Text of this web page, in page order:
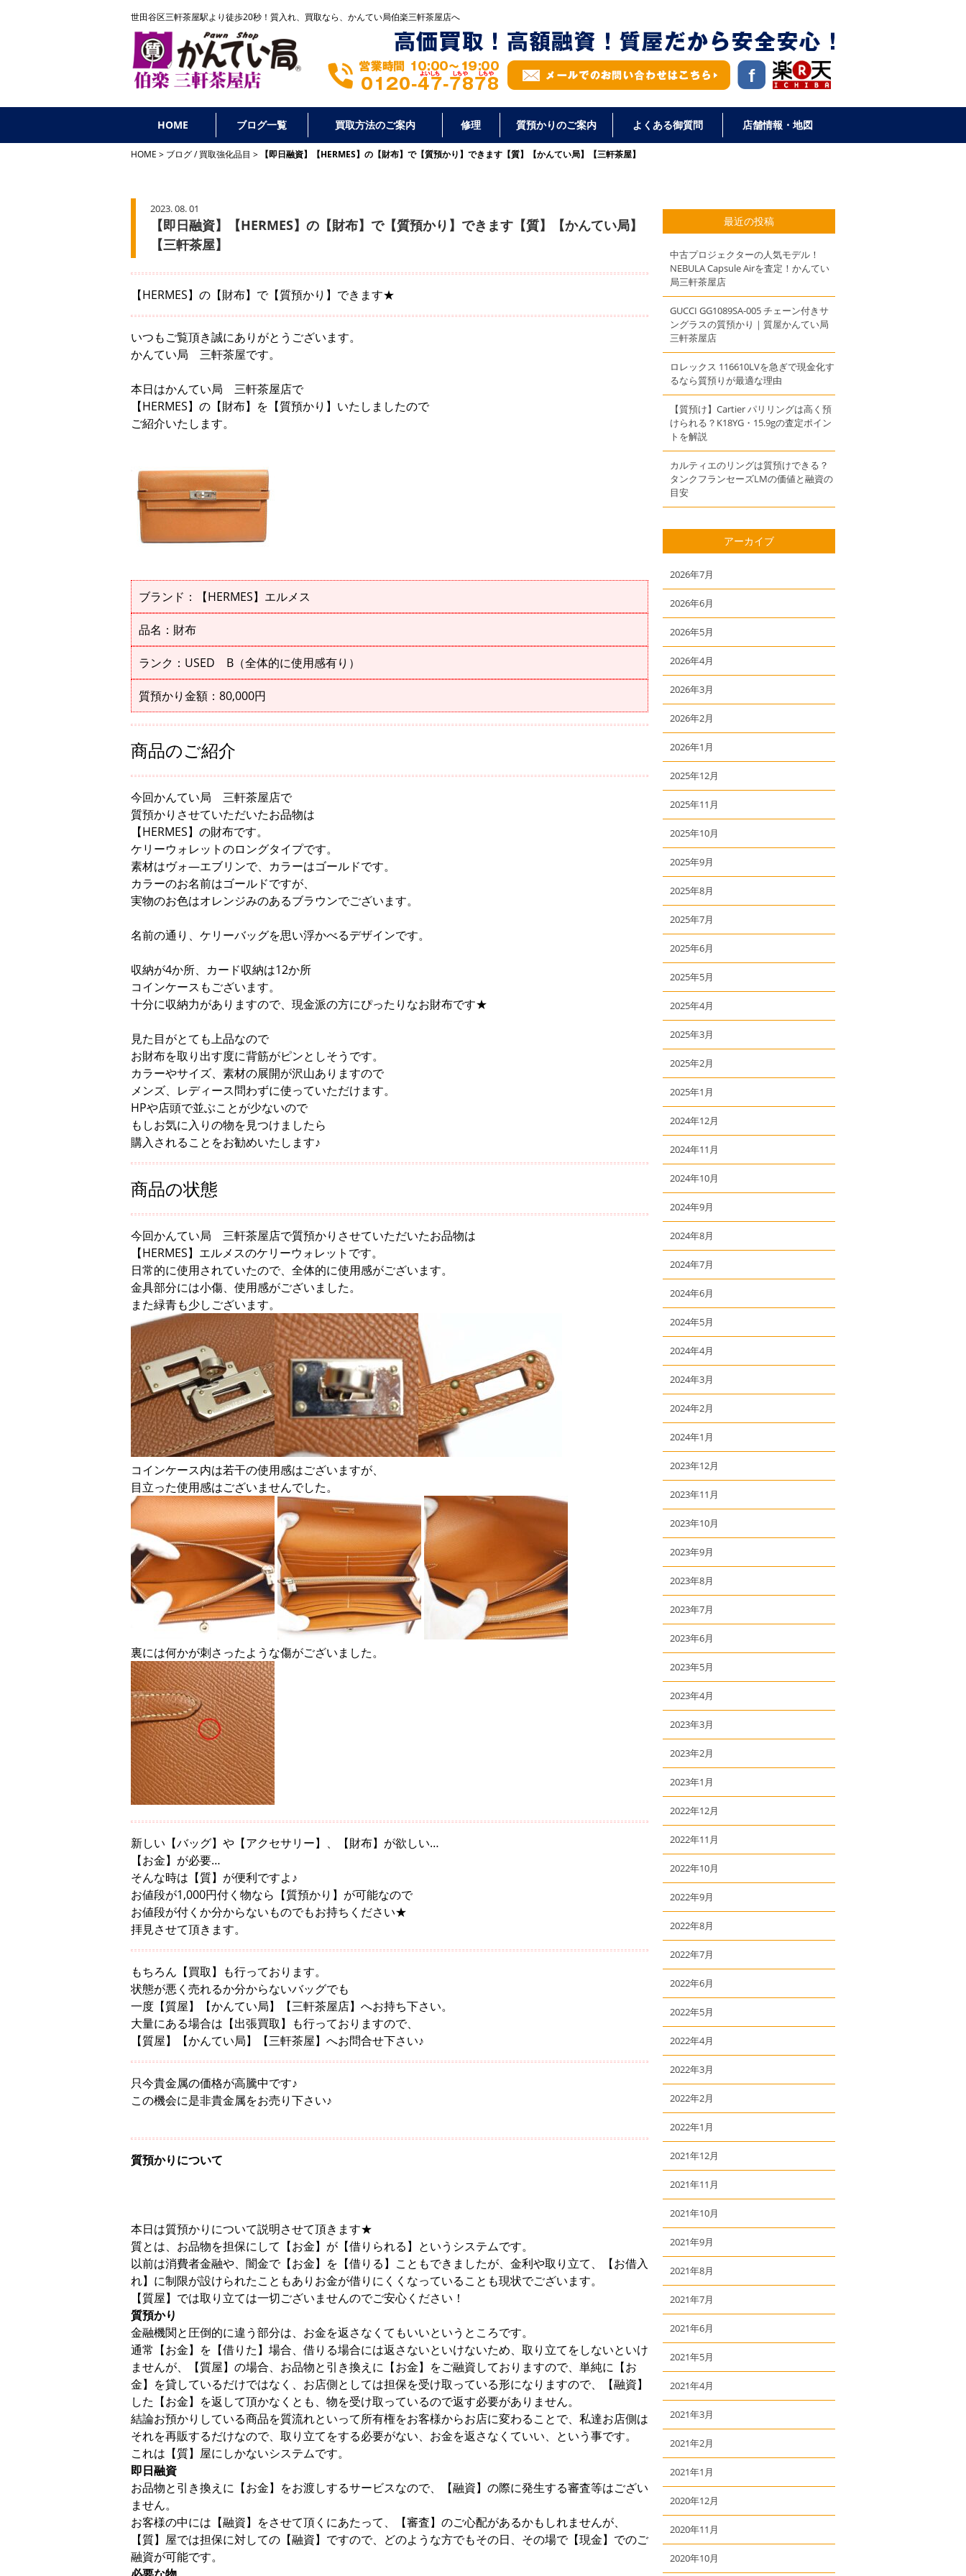
世田谷区三軒茶屋駅より徒歩20秒！ 質入れ、買取なら、かんてい局伯楽三軒茶屋店へ
HOME ブログ一覧 買取方法のご案内 修理 質預かりのご案内 よくある御質問 店舗情報・地図
HOME ブログ/買取強化品目 【即日融資】【HERMES】の【財布】で【質預かり】できます【質】【かんてい局】【三軒茶屋】
2023. 08. 01
【即日融資】【HERMES】の【財布】で【質預かり】できます【質】【かんてい局】
【三軒茶屋】
【HERMES】の【財布】で【質預かり】できます★
いつもご覧頂き誠にありがとうございます。
かんてい局 三軒茶屋です。
本日はかんてい局 三軒茶屋店で
【HERMES】の【財布】を【質預かり】いたしましたので
ご紹介いたします。
ブランド：【HERMES】エルメス
品名：財布
ランク：USED B（全体的に使用感有り）
質預かり金額：80,000円
商品のご紹介
今回かんてい局 三軒茶屋店で
質預かりさせていただいたお品物は
【HERMES】の財布です。
ケリーウォレットのロングタイプです。
素材はヴォ―エブリンで、カラーはゴールドです。
カラーのお名前はゴールドですが、
実物のお色はオレンジみのあるブラウンでございます。
名前の通り、ケリーバッグを思い浮かべるデザインです。
収納が4か所、カード収納は12か所
コインケースもございます。
十分に収納力がありますので、現金派の方にぴったりなお財布です★
見た目がとても上品なので
お財布を取り出す度に背筋がピンとしそうです。
カラーやサイズ、素材の展開が沢山ありますので
メンズ、レディース問わずに使っていただけます。
HPや店頭で並ぶことが少ないので
もしお気に入りの物を見つけましたら
購入されることをお勧めいたします♪
商品の状態
今回かんてい局 三軒茶屋店で質預かりさせていただいたお品物は
【HERMES】エルメスのケリーウォレットです。
日常的に使用されていたので、全体的に使用感がございます。
金具部分には小傷、使用感がございました。
また緑青も少しございます。
コインケース内は若干の使用感はございますが、
目立った使用感はございませんでした。
裏には何かが刺さったような傷がございました。
新しい【バッグ】や【アクセサリー】、【財布】が欲しい…
【お金】が必要…
そんな時は【質】が便利ですよ♪
お値段が1,000円付く物なら【質預かり】が可能なので
お値段が付くか分からないものでもお持ちください★
拝見させて頂きます。
もちろん【買取】も行っております。
状態が悪く売れるか分からないバッグでも
一度【質屋】【かんてい局】【三軒茶屋店】へお持ち下さい。
大量にある場合は【出張買取】も行っておりますので、
【質屋】【かんてい局】【三軒茶屋】へお問合せ下さい♪
只今貴金属の価格が高騰中です♪
この機会に是非貴金属をお売り下さい♪
質預かりについて
本日は質預かりについて説明させて頂きます★
質とは、お品物を担保にして【お金】が【借りられる】というシステムです。
以前は消費者金融や、闇金で【お金】を【借りる】こともできましたが、金利や取り立て、【お借入
れ】に制限が設けられたこともありお金が借りにくくなっていることも現状でございます。
【質屋】では取り立ては一切ございませんのでご安心ください！
質預かり
金融機関と圧倒的に違う部分は、お金を返さなくてもいいというところです。
通常【お金】を【借りた】場合、借りる場合には返さないといけないため、取り立てをしないといけ
ませんが、【質屋】の場合、お品物と引き換えに【お金】をご融資しておりますので、単純に【お
金】を貸しているだけではなく、お店側としては担保を受け取っている形になりますので、【融資】
した【お金】を返して頂かなくとも、物を受け取っているので返す必要がありません。
結論お預かりしている商品を質流れといって所有権をお客様からお店に変わることで、私達お店側は
それを再販するだけなので、取り立てをする必要がない、お金を返さなくていい、という事です。
これは【質】屋にしかないシステムです。
即日融資
お品物と引き換えに【お金】をお渡しするサービスなので、【融資】の際に発生する審査等はござい
ません。
お客様の中には【融資】をさせて頂くにあたって、【審査】のご心配があるかもしれませんが、
【質】屋では担保に対しての【融資】ですので、どのような方でもその日、その場で【現金】でのご
融資が可能です。
最近の投稿
中古プロジェクターの人気モデル！
NEBULA Capsule Airを査定！かんてい
局三軒茶屋店
GUCCI GG1089SA-005 チェーン付きサ
ングラスの質預かり｜質屋かんてい局
三軒茶屋店
ロレックス 116610LVを急ぎで現金化す
るなら質預りが最適な理由
【質預け】Cartier パリリングは高く預
けられる？K18YG・15.9gの査定ポイン
トを解説
カルティエのリングは質預けできる？
タンクフランセーズLMの価値と融資の
目安
アーカイブ
2026年7月
2026年6月
2026年5月
2026年4月
2026年3月
2026年2月
2026年1月
2025年12月
2025年11月
2025年10月
2025年9月
2025年8月
2025年7月
2025年6月
2025年5月
2025年4月
2025年3月
2025年2月
2025年1月
2024年12月
2024年11月
2024年10月
2024年9月
2024年8月
2024年7月
2024年6月
2024年5月
2024年4月
2024年3月
2024年2月
2024年1月
2023年12月
2023年11月
2023年10月
2023年9月
2023年8月
2023年7月
2023年6月
2023年5月
2023年4月
2023年3月
2023年2月
2023年1月
2022年12月
2022年11月
2022年10月
2022年9月
2022年8月
2022年7月
2022年6月
2022年5月
2022年4月
2022年3月
2022年2月
2022年1月
2021年12月
2021年11月
2021年10月
2021年9月
2021年8月
2021年7月
2021年6月
2021年5月
2021年4月
2021年3月
2021年2月
2021年1月
2020年12月
2020年11月
2020年10月